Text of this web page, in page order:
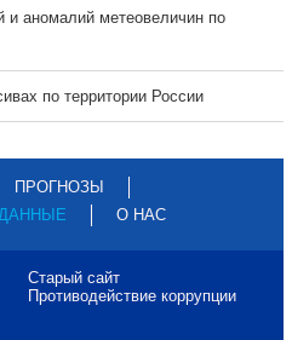
и аномалий метеовеличин по
по территории России
ПРОГНОЗЫ
О НАС
Старый сайт
Противодействие коррупции